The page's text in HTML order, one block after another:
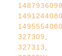
1487936098
1491244080
1495554080
327309,
327313,